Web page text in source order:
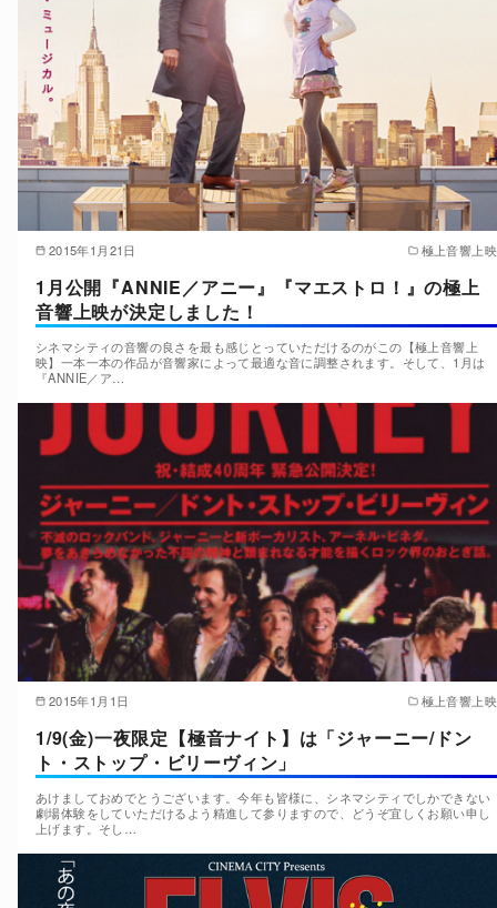
2015年1月21日 極上音響上映
1月公開『ANNIE／アニー』『マエストロ！』の極上
音響上映が決定しました！
シネマシティの音響の良さを最も感じとっていただけるのがこの【極上音響上
映】一本一本の作品が音響家によって最適な音に調整されます。そして、1月は
『ANNIE／ア…
2015年1月1日 極上音響上映
1/9(金)一夜限定【極音ナイト】は「ジャーニー/ドン
ト・ストップ・ビリーヴィン」
あけましておめでとうございます。今年も皆様に、シネマシティでしかできない
劇場体験をしていただけるよう精進して参りますので、どうぞ宜しくお願い申し
上げます。そし…